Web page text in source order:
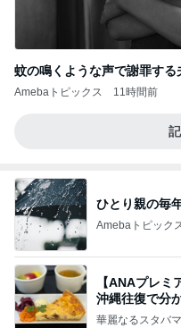
蚊の鳴くような声で謝罪する
Amebaトピックス 11時間前
ひとり親の毎
Amebaトピック
【ANAプレ
沖縄往復で分
華麗なるスタバ